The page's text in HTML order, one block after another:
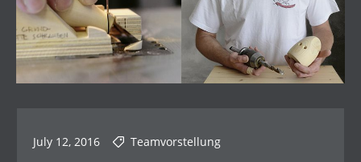
July 12, 2016 Teamvorstellung